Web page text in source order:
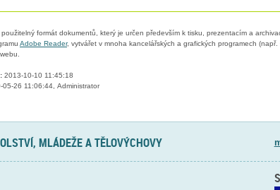
použitelný formát dokumentů, který je určen především k tisku, prezentacím a
Adobe Reader, vytvářet v mnoha kancelářských a grafických programech
2013-10-10 11:45:18
05-26 11:06:44, Administrator
MLÁDEŽE A TĚLOVÝCHOVY